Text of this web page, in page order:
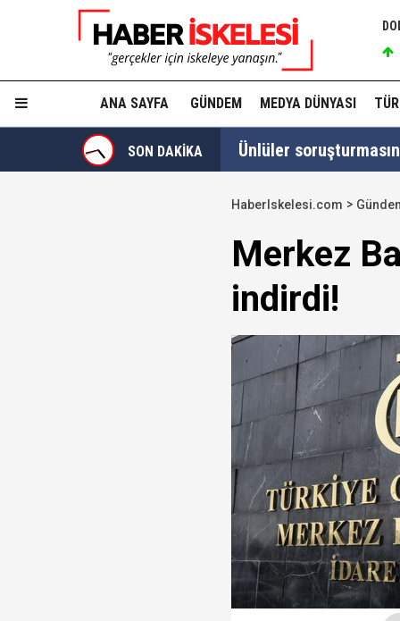
ANA SAYFA GÜNDEM MEDYA DÜNYASI
SON DAKİKA Ünlüler
Yükseliş üst üste 3.
İzmit Belediyesi'nde
Tahir Sarıkaya'nın
Hakkında fezleke
HaberIskelesi.com
Merkez
indirdi!